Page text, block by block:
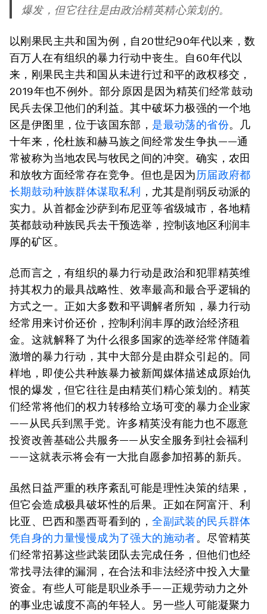
爆发，但它往往是由政治精英精心策划的。
以刚果民主共和国为例，自20世纪90年代以来，数
百万人在有组织的暴力行动中丧生。自60年代以
来，刚果民主共和国从未进行过和平的政权移交，
2019年也不例外。部分原因是因为精英们经常鼓动
民兵去保卫他们的利益。其中破坏力极强的一个地
区是伊图里，位于该国东部， 是最动荡的省份。几
十年来，伦杜族和赫马族之间经常发生争执——通
常被称为当地农民与牧民之间的冲突。确实，农田
和放牧方面经常存在竞争。但也是因为历届政府都
长期鼓动种族群体谋取私利
，尤其是削弱反动派的
实力。从首都金沙萨到布尼亚等省级城市，各地精
英都鼓动种族民兵去干预选举，控制该地区利润丰
厚的矿区。
总而言之，有组织的暴力行动是政治和犯罪精英维
持其权力的最具战略性、效率最高和最合乎逻辑的
方式之一。正如大多数和平调解者所知，暴力行动
经常用来讨价还价，控制利润丰厚的政治经济租
金。这就解释了为什么很多国家的选举经常伴随着
激增的暴力行动，其中大部分是由群众引起的。同
样地，即使公共种族暴力被新闻媒体描述成原始仇
恨的爆发，但它往往是由精英们精心策划的。精英
们经常将他们的权力转移给立场可变的暴力企业家
——从民兵到黑手党。许多精英没有能力也不愿意
投资改善基础公共服务——从安全服务到社会福利
——这就表示将会有一大批自愿参加招募的新兵。
虽然日益严重的秩序紊乱可能是理性决策的结果，
但它会造成极具破坏性的后果。正如在阿富汗、利
比亚、巴西和墨西哥看到的，全副武装的民兵群体
凭自身的力量慢慢成为了强大的施动者。尽管精英
们经常招募这些武装团队去完成任务，但他们也经
常找寻法律的漏洞，在合法和非法经济中投入大量
资金。有些人可能是职业杀手——正规劳动力之外
的事业忠诚度不高的年轻人。另一些人可能凝聚力